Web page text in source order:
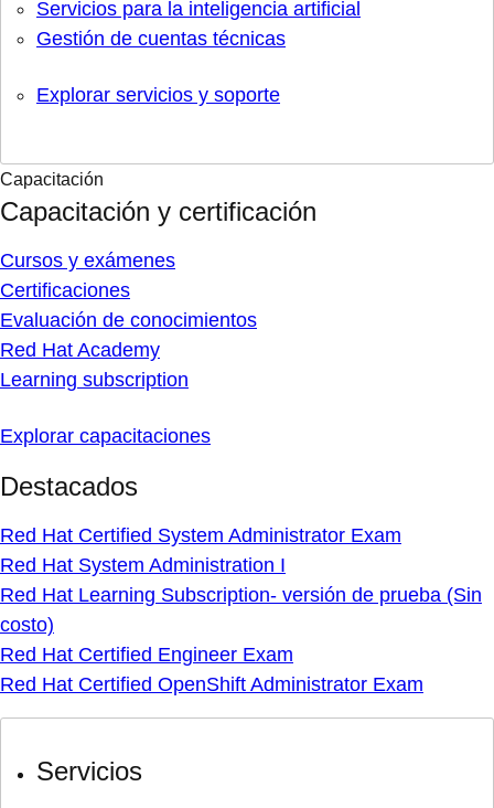
Servicios para la inteligencia artificial
Gestión de cuentas técnicas
Explorar servicios y soporte
Capacitación
Capacitación y certificación
Cursos y exámenes
Certificaciones
Evaluación de conocimientos
Red Hat Academy
Learning subscription
Explorar capacitaciones
Destacados
Red Hat Certified System Administrator Exam
Red Hat System Administration I
Red Hat Learning Subscription- versión de prueba (Sin
costo)
Red Hat Certified Engineer Exam
Red Hat Certified OpenShift Administrator Exam
Servicios